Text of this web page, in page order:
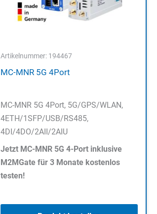
Artikelnummer: 194467
MC-MNR 5G 4Port
MC-MNR 5G 4Port, 5G/GPS/WLAN,
4ETH/1SFP/USB/RS485,
4DI/4DO/2AII/2AIU
Jetzt MC-MNR 5G 4-Port inklusive
M2MGate für 3 Monate kostenlos
testen!